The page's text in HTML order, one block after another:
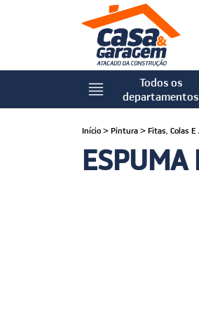
Todos os
departamentos
Início > Pintura > Fitas, Colas
ESPUMA